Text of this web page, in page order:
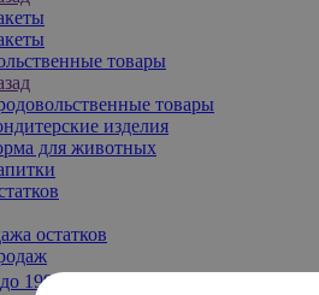
товары
товары
изделия
для животных
остатков
199₽